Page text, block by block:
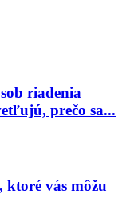
riadenia
prečo sa...
ktoré vás môžu